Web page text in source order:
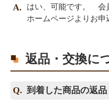
はい、可能です。 会
ホームページよりお申
返品・交換に
到着した商品の返